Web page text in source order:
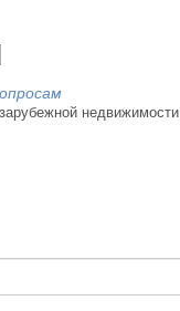
недвижимости